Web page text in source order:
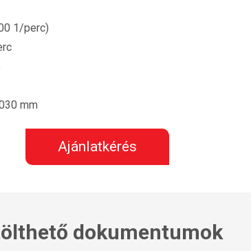
1/perc)
mm
Ajánlatkérés
dokumentumok